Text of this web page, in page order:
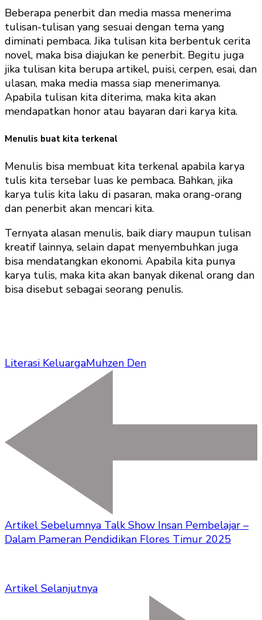
Beberapa penerbit dan media massa menerima
tulisan-tulisan yang sesuai dengan tema yang
diminati pembaca. Jika tulisan kita berbentuk cerita
novel, maka bisa diajukan ke penerbit. Begitu juga
jika tulisan kita berupa artikel, puisi, cerpen, esai, dan
ulasan, maka media massa siap menerimanya.
Apabila tulisan kita diterima, maka kita akan
mendapatkan honor atau bayaran dari karya kita.
Menulis buat kita terkenal
Menulis bisa membuat kita terkenal apabila karya
tulis kita tersebar luas ke pembaca. Bahkan, jika
karya tulis kita laku di pasaran, maka orang-orang
dan penerbit akan mencari kita.
Ternyata alasan menulis, baik diary maupun tulisan
kreatif lainnya, selain dapat menyembuhkan juga
bisa mendatangkan ekonomi. Apabila kita punya
karya tulis, maka kita akan banyak dikenal orang dan
bisa disebut sebagai seorang penulis.
Literasi KeluargaMuhzen Den
Artikel Sebelumnya Talk Show Insan Pembelajar –
Dalam Pameran Pendidikan Flores Timur 2025
Artikel Selanjutnya